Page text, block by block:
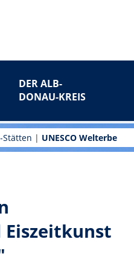
DER ALB-
DONAU-KREIS
Stätten | UNESCO Welterbe